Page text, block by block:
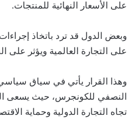
على الأسعار النهائية للمنتجات.
وبعض الدول قد ترد باتخاذ
على التجارة العالمية ويؤثر على
وهذا القرار يأتي في سياق
النصفي للكونجرس، حيث يسعى
تجاه التجارة الدولية وحماية